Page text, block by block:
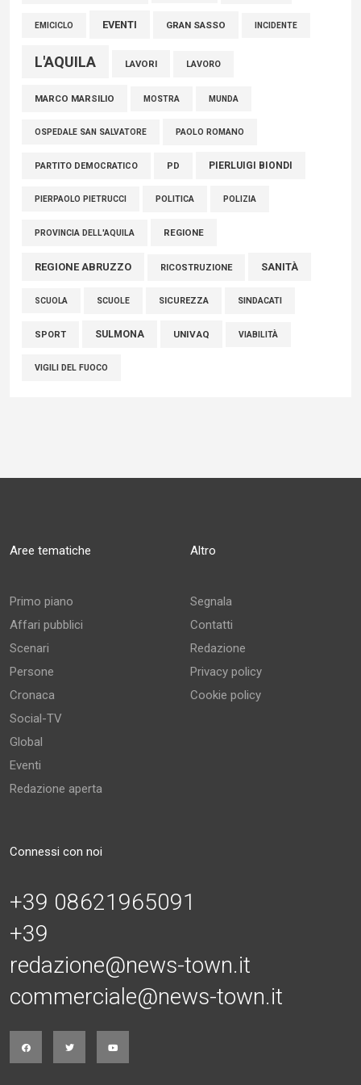
EMICICLO EVENTI GRAN SASSO INCIDENTE
L'AQUILA LAVORI LAVORO
MARCO MARSILIO MOSTRA MUNDA
OSPEDALE SAN SALVATORE PAOLO ROMANO
PARTITO DEMOCRATICO PD PIERLUIGI BIONDI
PIERPAOLO PIETRUCCI POLITICA POLIZIA
PROVINCIA DELL'AQUILA REGIONE
REGIONE ABRUZZO RICOSTRUZIONE SANITÀ
SCUOLA SCUOLE SICUREZZA SINDACATI
SPORT SULMONA UNIVAQ VIABILITÀ
VIGILI DEL FUOCO
Aree tematiche
Primo piano
Affari pubblici
Scenari
Persone
Cronaca
Social-TV
Global
Eventi
Redazione aperta
Altro
Segnala
Contatti
Redazione
Privacy policy
Cookie policy
Connessi con noi
+39 08621965091
+39
redazione@news-town.it
commerciale@news-town.it